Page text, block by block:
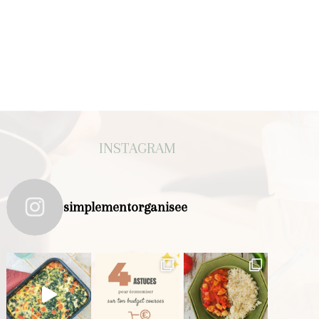
INSTAGRAM
simplementorganisee